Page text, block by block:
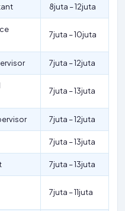
8juta – 12juta
7juta – 10juta
7juta – 12juta
7juta – 13juta
7juta – 12juta
7juta – 13juta
7juta – 13juta
7juta – 11juta